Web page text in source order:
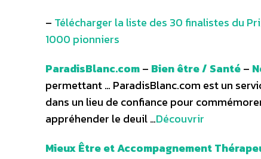
– Télécharger la liste des 30 finalistes du
1000 pionniers
ParadisBlanc.com– Bien être / Santé–
permettant … ParadisBlanc.com est un
dans un lieu de confiance pour
appréhender le deuil …Découvrir
Mieux Être et Accompagnement